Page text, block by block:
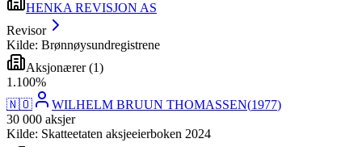
HENKA REVISJON AS
Revisor
Kilde: Brønnøysundregistrene
Aksjonærer(1)
1 .100%
🇳🇴
WILHELM BRUUN THOMASSEN(1977)
30 000 aksjer
Kilde: Skatteetaten aksjeeierboken 2024